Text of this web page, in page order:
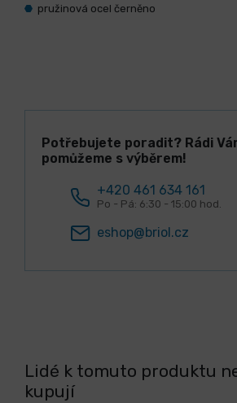
pružinová ocel černěno
Potřebujete poradit? Rádi
pomůžeme s výběrem!
+420 461 634 161
Po - Pá: 6:30 - 15:00 hod.
eshop@briol.cz
Lidé k tomuto produktu
kupují